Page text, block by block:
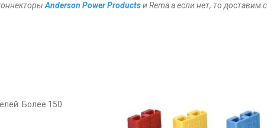
Anderson Power Productsи Rema а если нет, то доставим с
Более 150